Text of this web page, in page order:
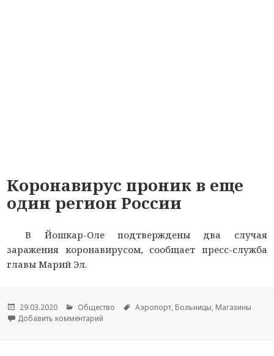
Коронавирус проник в еще
один регион России
В Йошкар-Оле подтверждены два случая
заражения коронавирусом, сообщает пресс-служба
главы Марий Эл.
Опубликовано
29.03.2020 Рубрики
Общество Метки
Аэропорт, Больницы, Магазины
Добавить комментарий